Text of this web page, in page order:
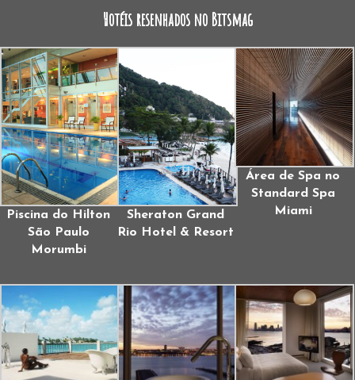
Hotéis resenhados no Bitsmag
Piscina do Hilton
São Paulo
Morumbi
Sheraton Grand
Rio Hotel & Resort
Área de Spa no
Standard Spa
Miami